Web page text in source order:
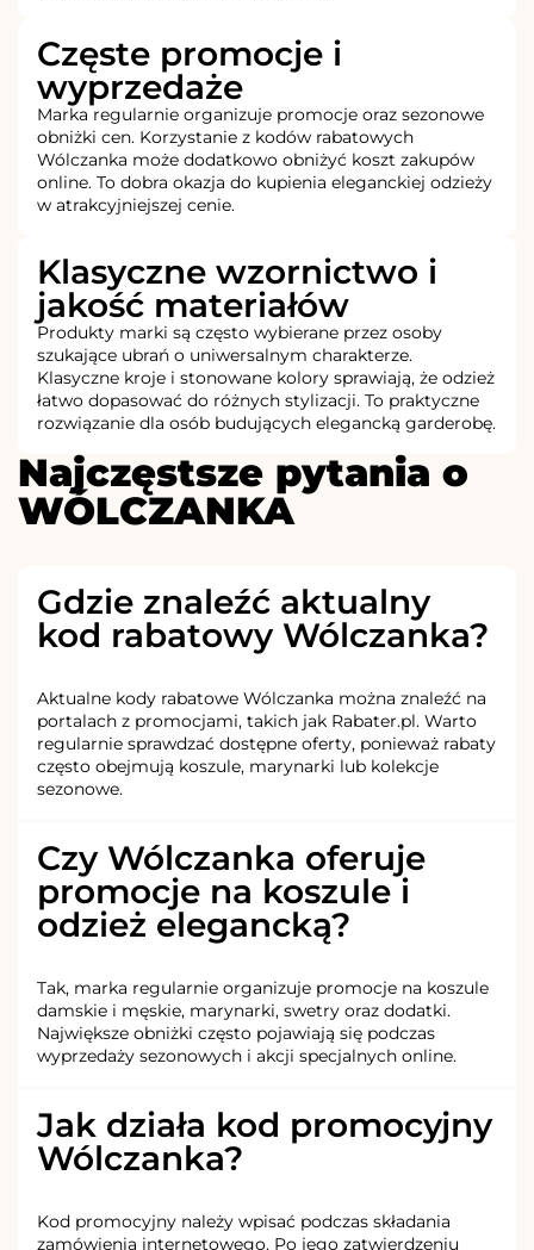
Częste promocje i
wyprzedaże
Marka regularnie organizuje promocje oraz sezonowe
obniżki cen. Korzystanie z kodów rabatowych
Wólczanka może dodatkowo obniżyć koszt zakupów
online. To dobra okazja do kupienia eleganckiej odzieży
w atrakcyjniejszej cenie.
Klasyczne wzornictwo i
jakość materiałów
Produkty marki są często wybierane przez osoby
szukające ubrań o uniwersalnym charakterze.
Klasyczne kroje i stonowane kolory sprawiają, że odzież
łatwo dopasować do różnych stylizacji. To praktyczne
rozwiązanie dla osób budujących elegancką garderobę.
Najczęstsze pytania o
WÓLCZANKA
Gdzie znaleźć aktualny
kod rabatowy Wólczanka?
Aktualne kody rabatowe Wólczanka można znaleźć na
portalach z promocjami, takich jak Rabater.pl. Warto
regularnie sprawdzać dostępne oferty, ponieważ rabaty
często obejmują koszule, marynarki lub kolekcje
sezonowe.
Czy Wólczanka oferuje
promocje na koszule i
odzież elegancką?
Tak, marka regularnie organizuje promocje na koszule
damskie i męskie, marynarki, swetry oraz dodatki.
Największe obniżki często pojawiają się podczas
wyprzedaży sezonowych i akcji specjalnych online.
Jak działa kod promocyjny
Wólczanka?
Kod promocyjny należy wpisać podczas składania
zamówienia internetowego. Po jego zatwierdzeniu